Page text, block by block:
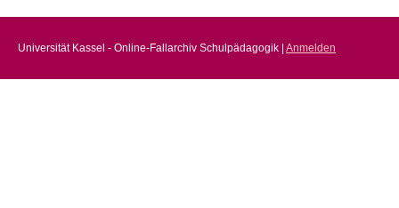
Universität Kassel - Online-Fallarchiv Schulpädagogik | Anmelden